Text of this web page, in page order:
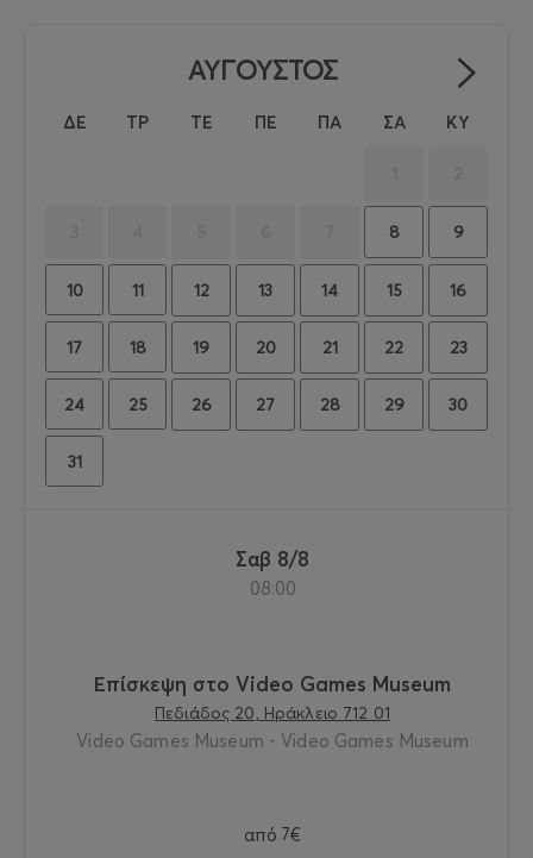
ΑΥΓΟΥΣΤΟΣ
ΔΕ ΤΡ ΤΕ ΠΕ ΠΑ ΣΑ ΚΥ
8 9
10 11 12 13 14 15 16
17 18 19 20 21 22 23
24 25 26 27 28 29 30
31
Σαβ 8/8
08:00
Επίσκεψη στο Video Games Museum
Πεδιάδος 20, Ηράκλειο 712 01
Video Games Museum - Video Games Museum
από 7€